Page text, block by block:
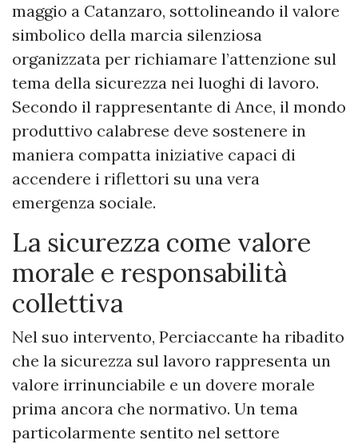
maggio a Catanzaro, sottolineando il valore
simbolico della marcia silenziosa
organizzata per richiamare l’attenzione sul
tema della sicurezza nei luoghi di lavoro.
Secondo il rappresentante di Ance, il mondo
produttivo calabrese deve sostenere in
maniera compatta iniziative capaci di
accendere i riflettori su una vera
emergenza sociale.
La sicurezza come valore
morale e responsabilità
collettiva
Nel suo intervento, Perciaccante ha ribadito
che la sicurezza sul lavoro rappresenta un
valore irrinunciabile e un dovere morale
prima ancora che normativo. Un tema
particolarmente sentito nel settore